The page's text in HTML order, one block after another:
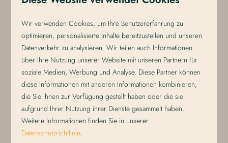
Sie fast überall auf Texel für das Parken bezahlen. Lesen
Sie hier mehr zumParken auf Texel.
Anreise nach Texel mit
öffentlichen
Verkehrsmitteln
Reisen Sie ganz entspannt mit dem Zug und Bus nach
Texel. Ein direkter Zug bringt Sie innerhalb von 1,5
Wir verwenden Cookies, um Ihre Benutzererfahrung zu
optimieren, personalisierte Inhalte bereitzustellen und unseren
Datenverkehr zu analysieren. Wir teilen auch Informationen
über Ihre Nutzung unserer Website mit unseren Partnern für
soziale Medien, Werbung und Analyse. Diese Partner können
diese Informationen mit anderen Informationen kombinieren,
die Sie ihnen zur Verfügung gestellt haben oder die sie
aufgrund Ihrer Nutzung ihrer Dienste gesammelt haben.
Weitere Informationen finden Sie in unserer
Datenschutzrichtlinie.